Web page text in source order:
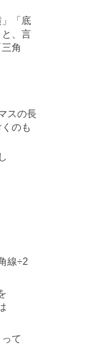
「底
、言
角
スの長
のも
角線÷2
て